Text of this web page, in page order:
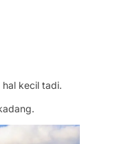
kecil tadi.